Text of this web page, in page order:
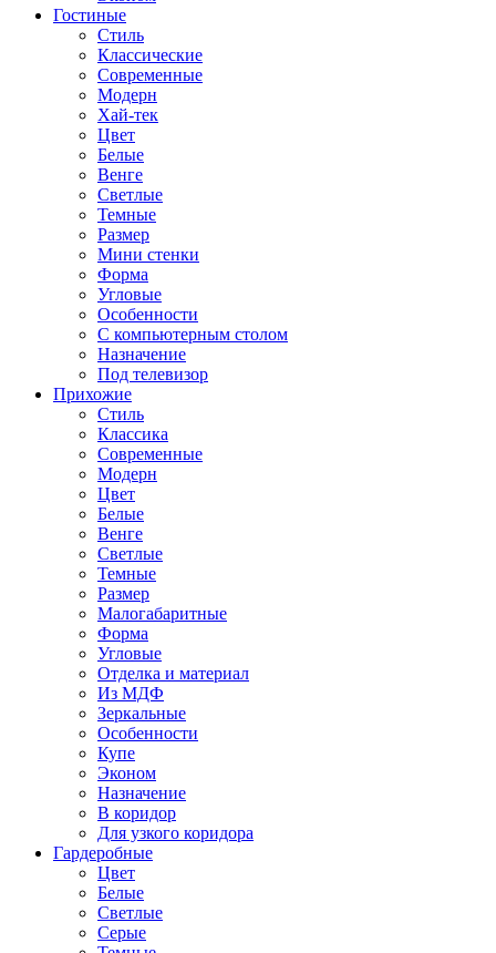
Гостиные
Стиль
Классические
Современные
Модерн
Хай-тек
Цвет
Белые
Венге
Светлые
Темные
Размер
Мини стенки
Форма
Угловые
Особенности
С компьютерным столом
Назначение
Под телевизор
Прихожие
Стиль
Классика
Современные
Модерн
Цвет
Белые
Венге
Светлые
Темные
Размер
Малогабаритные
Форма
Угловые
Отделка и материал
Из МДФ
Зеркальные
Особенности
Купе
Эконом
Назначение
В коридор
Для узкого коридора
Гардеробные
Цвет
Белые
Светлые
Серые